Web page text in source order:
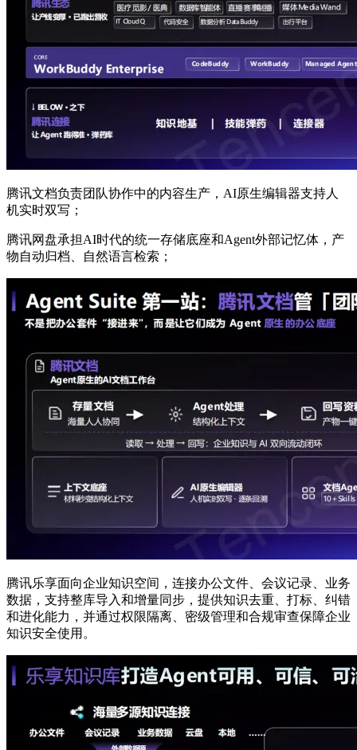
腾讯文档负责团队协作中的内容生产，AI原生编辑器支持人
机实时双写；
腾讯网盘承担AI时代的统一存储底座和Agent外部记忆体，产
物自动归档、自然语言检索；
腾讯乐享面向企业知识空间，连接办公文件、会议记录、业务
数据，支持整库导入和增量同步，提供知识去重、打标、纠错
和进化能力，并通过权限隔离、密级管理和合规审查保障企业
知识安全使用。